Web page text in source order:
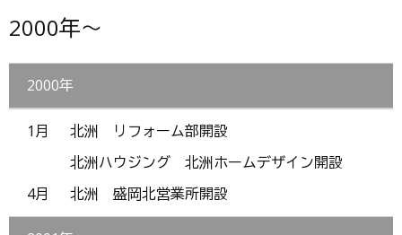
2000年～
2000年
1月
北洲 リフォーム部開設
北洲ハウジング 北洲ホームデザイン開設
4月
北洲 盛岡北営業所開設